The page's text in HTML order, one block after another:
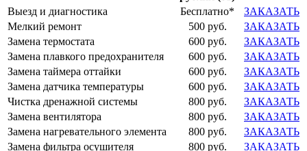
Выезд и диагностика
Бесплатно*
ЗАКАЗАТЬ
Мелкий ремонт
500 руб.
ЗАКАЗАТЬ
Замена термостата
600 руб.
ЗАКАЗАТЬ
Замена плавкого предохранителя
600 руб.
ЗАКАЗАТЬ
Замена таймера оттайки
600 руб.
ЗАКАЗАТЬ
Замена датчика температуры
600 руб.
ЗАКАЗАТЬ
Чистка дренажной системы
800 руб.
ЗАКАЗАТЬ
Замена вентилятора
800 руб.
ЗАКАЗАТЬ
Замена нагревательного элемента
800 руб.
ЗАКАЗАТЬ
Замена фильтра осушителя
800 руб. ЗАКАЗАТЬ